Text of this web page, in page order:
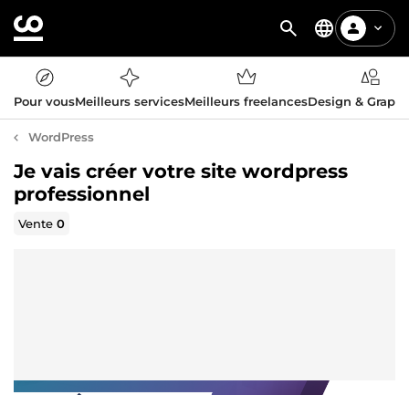
Pour vousMeilleurs servicesMeilleurs freelancesDesign &
WordPress
Je vais créer votre site wordpress
professionnel
Vente0